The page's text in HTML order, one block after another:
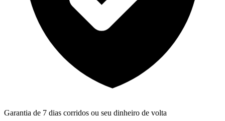
Garantia de 7 dias corridos ou seu dinheiro de volta